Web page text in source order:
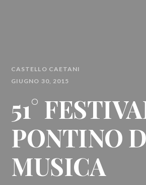
CASTELLO CAETANI
GIUGNO 30, 2015
51°
PONTINO
MUSICA